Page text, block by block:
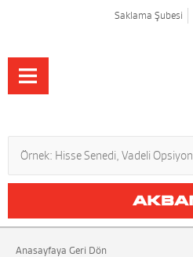
Saklama Şubesi
Anasayfaya Geri Dön